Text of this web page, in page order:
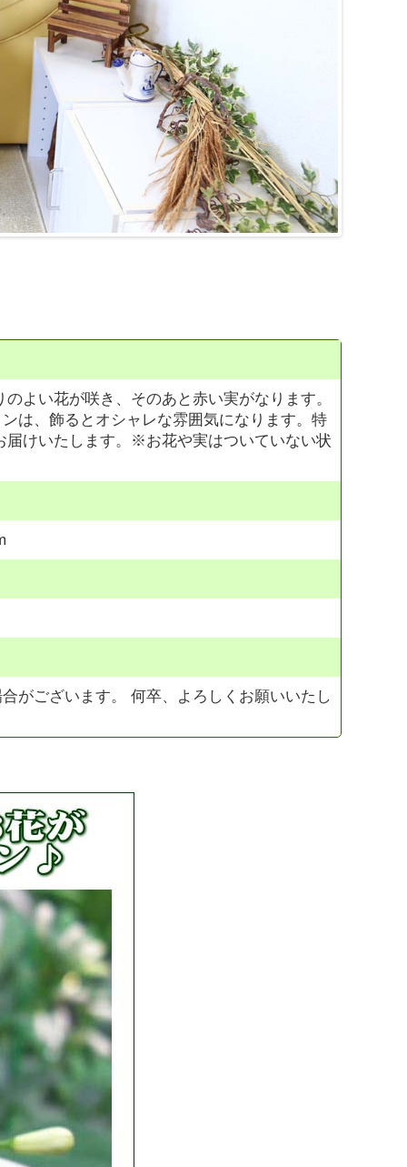
よい花が咲き、そのあと赤い実がなります。
は、飾るとオシャレな雰囲気になります。特
届けいたします。※お花や実はついていない状
がございます。 何卒、よろしくお願いいたし